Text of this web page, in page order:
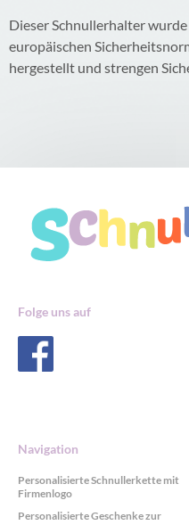
Dieser Schnullerhalter
europäischen
hergestellt und strengen
Folge uns auf
Navigation
Personalisierte Schnullerkette mit
Firmenlogo
Personalisierte Geschenke zur